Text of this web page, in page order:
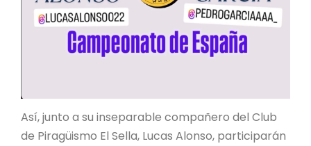
Así, junto a su inseparable compañero del Club
de Piragüismo El Sella, Lucas Alonso, participarán